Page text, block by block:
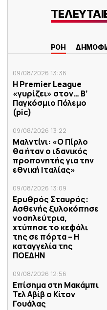
ΡΟΗ
09/08/2026 13:36
H Premier League
«γυρίζει» στον… Β’
Παγκόσμιο Πόλεμο
(pic)
09/08/2026 13:22
Μαλντίνι: «Ο Πίρλο
θα ήταν ο ιδανικός
προπονητής για την
εθνική Ιταλίας»
09/08/2026 13:09
Ερυθρός Σταυρός:
Ασθενής ξυλοκόπησε
νοσηλεύτρια,
χτύπησε το κεφάλι
της σε πόρτα – Η
καταγγελία της
ΠΟΕΔΗΝ
09/08/2026 12:56
Επίσημα στη Μακάμπι
Τελ Αβίβ ο Κίτον
Γουάλας